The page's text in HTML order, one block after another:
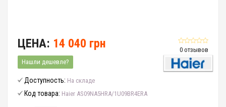
0 отзывов
ЦЕНА: 14 040 грн
Нашли дешевле?
Доступность: На складе
Код товара: Haier AS09NA5HRA/1U09BR4ERA